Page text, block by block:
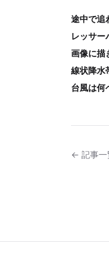
途中で追
レッサー
画像に描
線状降水
台風は何
← 記事一